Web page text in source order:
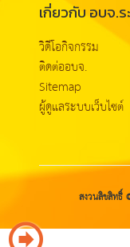
เกี่ยวกับ อบจ.
วิดีโอกิจกรรม
ติดต่ออบจ.
Sitemap
ผู้ดูแลระบบเว็บไซต์
สงวนลิขสิทธิ์